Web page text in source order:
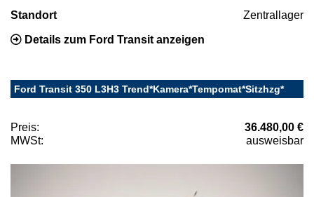
Standort Zentrallager
Details zum Ford Transit anzeigen
Ford Transit 350 L3H3 Trend*Kamera*Tempomat*Sitzhzg*
Preis:
36.480,00 €
MWSt:
ausweisbar